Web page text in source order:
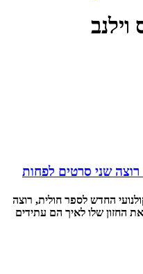
שני סרטים לפחות
החדש לספר חולית, רוצה
החזון שלו לאיך הם עתידים